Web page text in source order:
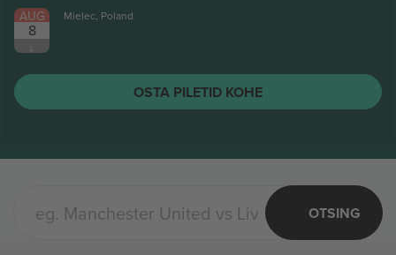
AUG
8
L
Mielec, Poland
OSTA PILETID KOHE
OTSING